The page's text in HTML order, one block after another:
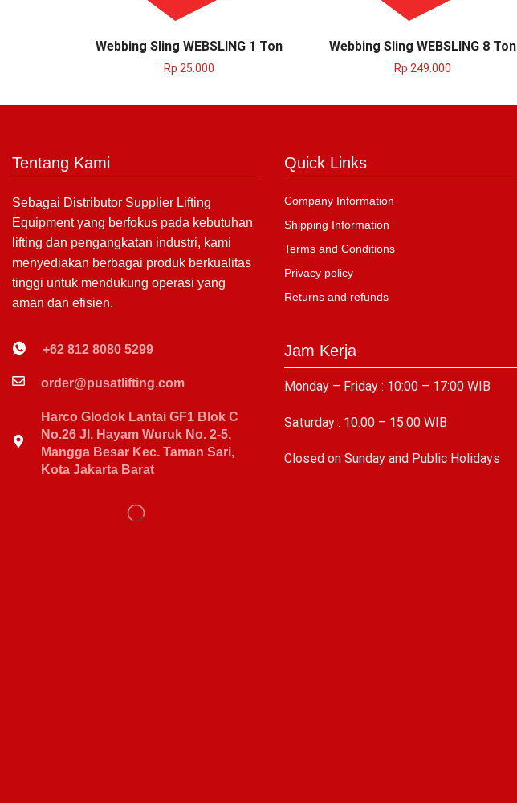
Webbing Sling WEBSLING 1 Ton
Rp 25.000
Webbing Sling WEBSLING 8 Ton
Rp 249.000
Tentang Kami
Sebagai Distributor Supplier Lifting
Equipment yang berfokus pada kebutuhan
lifting dan pengangkatan industri, kami
menyediakan berbagai produk berkualitas
tinggi untuk mendukung operasi yang
aman dan efisien.
+62 812 8080 5299
order@pusatlifting.com
Harco Glodok Lantai GF1 Blok C
No.26 Jl. Hayam Wuruk No. 2-5,
Mangga Besar Kec. Taman Sari,
Kota Jakarta Barat
Quick Links
Company Information
Shipping Information
Terms and Conditions
Privacy policy
Returns and refunds
Jam Kerja
Monday – Friday : 10:00 – 17:00 WIB
Saturday : 10.00 – 15.00 WIB
Closed on Sunday and Public Holidays